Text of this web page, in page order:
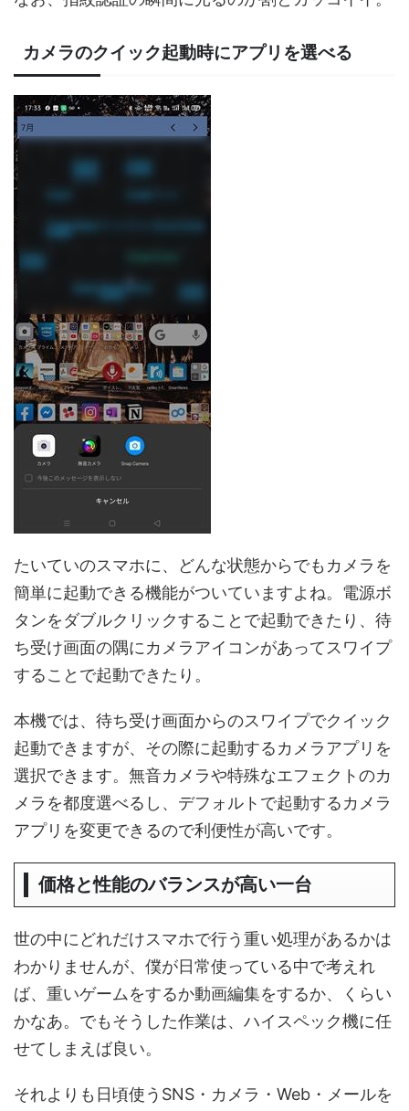
カメラのクイック起動時にアプリを選べる
たいていのスマホに、どんな状態からでもカメラを
簡単に起動できる機能がついていますよね。電源ボ
タンをダブルクリックすることで起動できたり、待
ち受け画面の隅にカメラアイコンがあってスワイプ
することで起動できたり。
本機では、待ち受け画面からのスワイプでクイック
起動できますが、その際に起動するカメラアプリを
選択できます。無音カメラや特殊なエフェクトのカ
メラを都度選べるし、デフォルトで起動するカメラ
アプリを変更できるので利便性が高いです。
価格と性能のバランスが高い一台
世の中にどれだけスマホで行う重い処理があるかは
わかりませんが、僕が日常使っている中で考えれ
ば、重いゲームをするか動画編集をするか、くらい
かなあ。でもそうした作業は、ハイスペック機に任
せてしまえば良い。
それよりも日頃使うSNS・カメラ・Web・メールを